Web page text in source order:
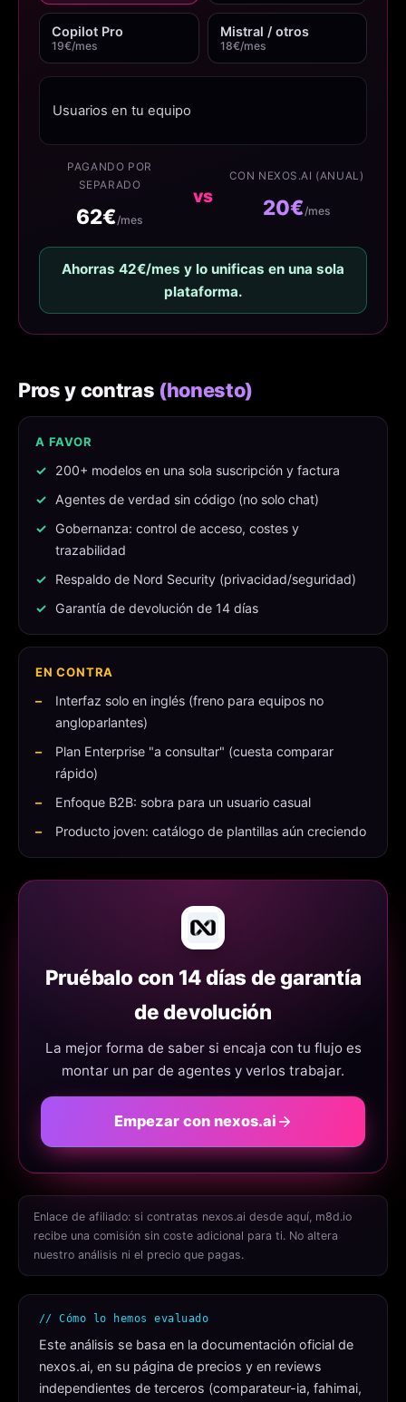
Copilot Pro
19€/mes
Mistral / otros
18€/mes
Usuarios en tu equipo
PAGANDO POR
SEPARADO
62€/mes
vs
CON NEXOS.AI (ANUAL)
20€/mes
Ahorras 42€/mes y lo unificas en una sola
plataforma.
Pros y contras (honesto)
A FAVOR
200+ modelos en una sola suscripción y factura
Agentes de verdad sin código (no solo chat)
Gobernanza: control de acceso, costes y
trazabilidad
Respaldo de Nord Security (privacidad/seguridad)
Garantía de devolución de 14 días
EN CONTRA
Interfaz solo en inglés (freno para equipos no
angloparlantes)
Plan Enterprise "a consultar" (cuesta comparar
rápido)
Enfoque B2B: sobra para un usuario casual
Producto joven: catálogo de plantillas aún creciendo
Pruébalo con 14 días de garantía
de devolución
La mejor forma de saber si encaja con tu flujo es
montar un par de agentes y verlos trabajar.
Empezar con nexos.ai
Enlace de afiliado: si contratas nexos.ai desde aquí, m8d.io
recibe una comisión sin coste adicional para ti. No altera
nuestro análisis ni el precio que pagas.
// Cómo lo hemos evaluado
Este análisis se basa en la documentación oficial de
nexos.ai, en su página de precios y en reviews
independientes de terceros (comparateur-ia, fahimai,